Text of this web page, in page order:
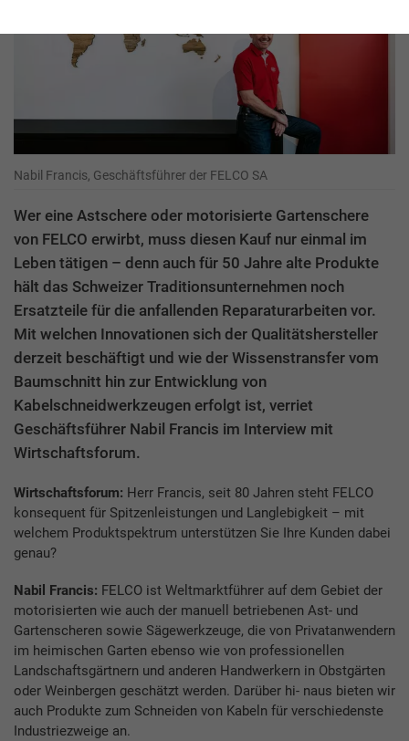
Nabil Francis, Geschäftsführer der FELCO SA
Wer eine Astschere oder motorisierte Gartenschere
von FELCO erwirbt, muss diesen Kauf nur einmal im
Leben tätigen – denn auch für 50 Jahre alte Produkte
hält das Schweizer Traditionsunternehmen noch
Ersatzteile für die anfallenden Reparaturarbeiten vor.
Mit welchen Innovationen sich der Qualitätshersteller
derzeit beschäftigt und wie der Wissenstransfer vom
Baumschnitt hin zur Entwicklung von
Kabelschneidwerkzeugen erfolgt ist, verriet
Geschäftsführer Nabil Francis im Interview mit
Wirtschaftsforum.
Wirtschaftsforum: Herr Francis, seit 80 Jahren steht FELCO
konsequent für Spitzenleistungen und Langlebigkeit – mit
welchem Produktspektrum unterstützen Sie Ihre Kunden dabei
genau?
Nabil Francis: FELCO ist Weltmarktführer auf dem Gebiet der
motorisierten wie auch der manuell betriebenen Ast- und
Gartenscheren sowie Sägewerkzeuge, die von Privatanwendern
im heimischen Garten ebenso wie von professionellen
Landschaftsgärtnern und anderen Handwerkern in Obstgärten
oder Weinbergen geschätzt werden. Darüber hi- naus bieten wir
auch Produkte zum Schneiden von Kabeln für verschiedenste
Industriezweige an.